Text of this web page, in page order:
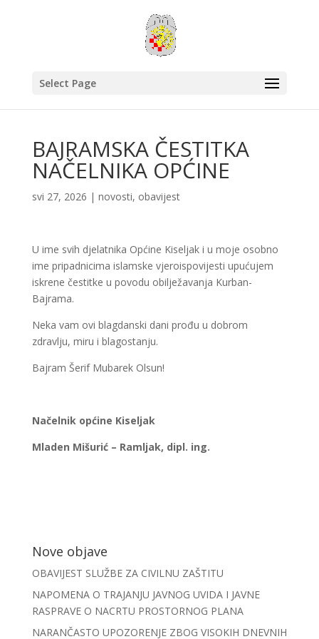
Select Page
BAJRAMSKA ČESTITKA
NAČELNIKA OPĆINE
svi 27, 2026 | novosti, obavijest
U ime svih djelatnika Općine Kiseljak i u moje osobno
ime pripadnicima islamske vjeroispovijesti upućujem
iskrene čestitke u povodu obilježavanja Kurban-
Bajrama.
Neka vam ovi blagdanski dani prođu u dobrom
zdravlju, miru i blagostanju.
Bajram Šerif Mubarek Olsun!
Načelnik općine Kiseljak
Mladen Mišurić – Ramljak, dipl. ing.
Nove objave
OBAVIJEST SLUŽBE ZA CIVILNU ZAŠTITU
NAPOMENA O TRAJANJU JAVNOG UVIDA I JAVNE
RASPRAVE O NACRTU PROSTORNOG PLANA
NARANČASTO UPOZORENJE ZBOG VISOKIH DNEVNIH